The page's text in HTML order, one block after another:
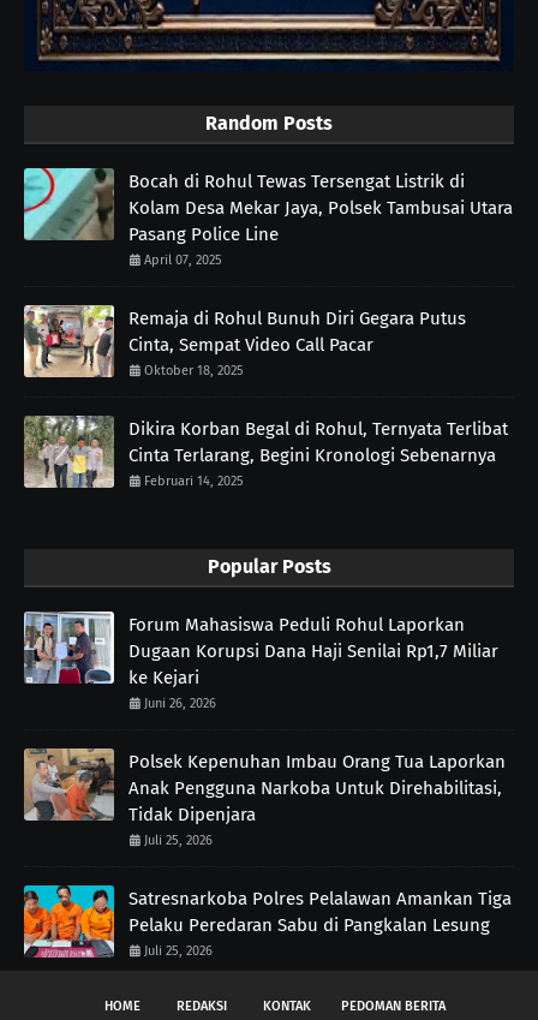
Random Posts
Bocah di Rohul Tewas Tersengat Listrik di
Kolam Desa Mekar Jaya, Polsek Tambusai Utara
Pasang Police Line
April 07, 2025
Remaja di Rohul Bunuh Diri Gegara Putus
Cinta, Sempat Video Call Pacar
Oktober 18, 2025
Dikira Korban Begal di Rohul, Ternyata Terlibat
Cinta Terlarang, Begini Kronologi Sebenarnya
Februari 14, 2025
Popular Posts
Forum Mahasiswa Peduli Rohul Laporkan
Dugaan Korupsi Dana Haji Senilai Rp1,7 Miliar
ke Kejari
Juni 26, 2026
Polsek Kepenuhan Imbau Orang Tua Laporkan
Anak Pengguna Narkoba Untuk Direhabilitasi,
Tidak Dipenjara
Juli 25, 2026
Satresnarkoba Polres Pelalawan Amankan Tiga
Pelaku Peredaran Sabu di Pangkalan Lesung
Juli 25, 2026
HOME REDAKSI KONTAK PEDOMAN BERITA